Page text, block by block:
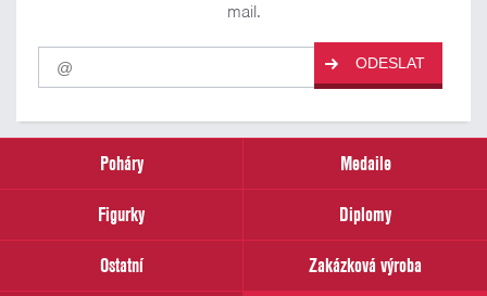
mail.
Pro
odběr
našich
email
ODESLAT
Poháry
Medaile
Figurky
Diplomy
Ostatní
Zakázková výroba